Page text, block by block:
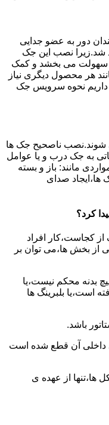
دور به عضو جدایی
شد.زیرا نصب این جک
سهولت می بخشد و کمک
هر محصول دیگری نیاز
داریم نحوه سرویس جک
شوند.نصب ناصحیح جک ها
به جک درب و یا عوامل
مانند: باز و بسته
صدای
کرد؟
کجاست،کار افراد
بخش ها،می توان بر
بدنه محکم نیست،یا
است،یا بلبرینگ ها
باشد.
داخلی آن قطع شده است
از عهده ی